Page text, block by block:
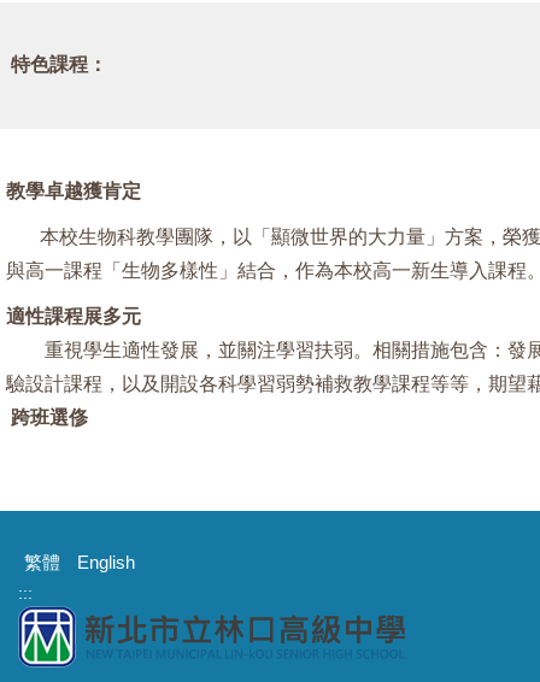
特色課程：
教學卓越獲肯定
本校生物科教學團隊，以「顯微世界的大力量」方案，榮
與高一課程「生物多樣性」結合，作為本校高一新生導入課程
適性課程展多元
重視學生適性發展，並關注學習扶弱。相關措施包含：發
驗設計課程，以及開設各科學習弱勢補救教學課程等等，期望
跨班選俢
繁體 English
:::